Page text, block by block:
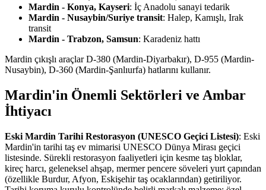
Mardin - Konya, Kayseri: İç Anadolu sanayi tedarik
Mardin - Nusaybin/Suriye transit: Halep, Kamışlı, Irak
transit
Mardin - Trabzon, Samsun: Karadeniz hattı
Mardin çıkışlı araçlar D-380 (Mardin-Diyarbakır), D-955 (Mardin-
Nusaybin), D-360 (Mardin-Şanlıurfa) hatlarını kullanır.
Mardin'in Önemli Sektörleri ve Ambar
İhtiyacı
Eski Mardin Tarihi Restorasyon (UNESCO Geçici Listesi): Eski
Mardin'in tarihi taş ev mimarisi UNESCO Dünya Mirası geçici
listesinde. Sürekli restorasyon faaliyetleri için kesme taş bloklar,
kireç harcı, geleneksel ahşap, mermer pencere söveleri yurt çapından
(özellikle Burdur, Afyon, Eskişehir taş ocaklarından) getiriliyor.